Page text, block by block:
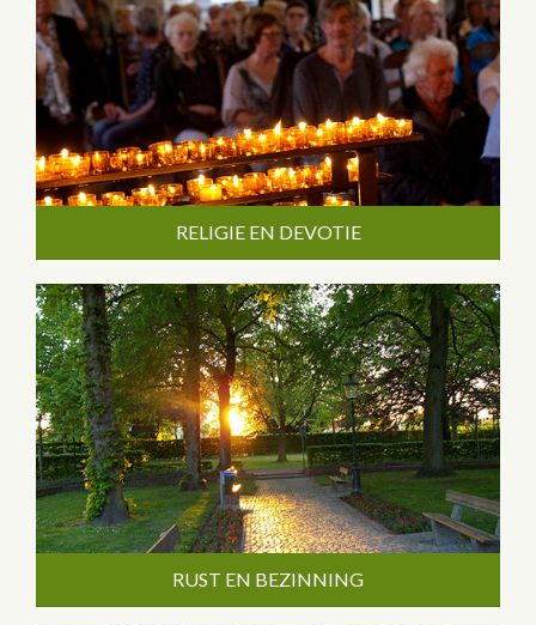
RELIGIE EN DEVOTIE
RUST EN BEZINNING